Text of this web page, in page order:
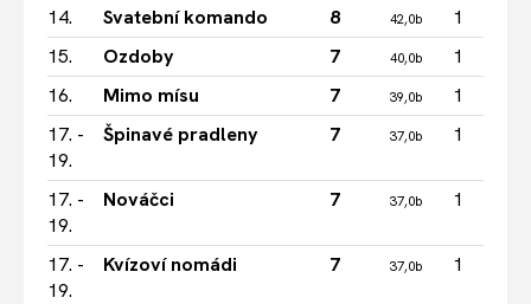
14. Svatební komando 8 42,0b
1
15.
Ozdoby 7 40,0b
1
16.
Mimo mísu 7 39,0b
1
17. -
19.
Špinavé pradleny 7 37,0b 1
17. -
19.
Nováčci 7 37,0b 1
17. -
19.
Kvízoví nomádi 7 37,0b 1